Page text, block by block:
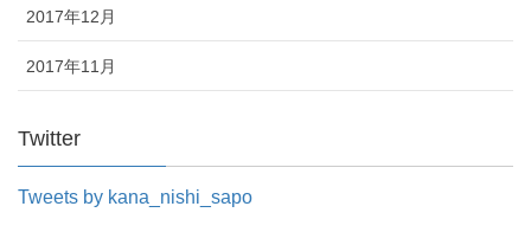
2017年12月
2017年11月
Twitter
Tweets by kana_nishi_sapo